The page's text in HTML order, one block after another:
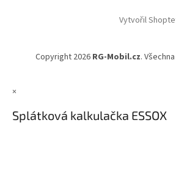
Vytvořil
Copyright 2026 RG-Mobil.cz.
×
Splátková kalkulačka ESSOX